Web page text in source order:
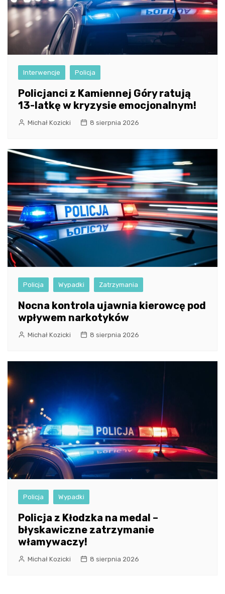
Interwencje Policja
Policjanci z Kamiennej Góry ratują
13-latkę w kryzysie emocjonalnym!
Michał Kozicki 8 sierpnia 2026
Policja Wypadki Zatrzymania
Nocna kontrola ujawnia kierowcę pod
wpływem narkotyków
Michał Kozicki 8 sierpnia 2026
Policja Wypadki
Policja z Kłodzka na medal –
błyskawiczne zatrzymanie
włamywaczy!
Michał Kozicki 8 sierpnia 2026